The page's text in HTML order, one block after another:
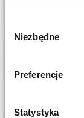
zgody
Niezbędne
Preferencje
Statystyka